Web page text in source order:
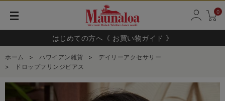
0
はじめての方へ《 お買い物ガイド 》
ホーム > ハワイアン雑貨 >
デイリーアクセサリー
>
ドロップフリンジピアス